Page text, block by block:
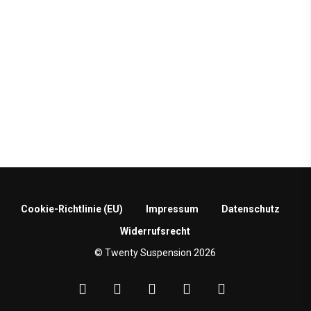
Cookie-Richtlinie (EU) Impressum
Datenschutz
Widerrufsrecht
© Twenty Suspension 2026
facebookgoogle-
instagramphone email